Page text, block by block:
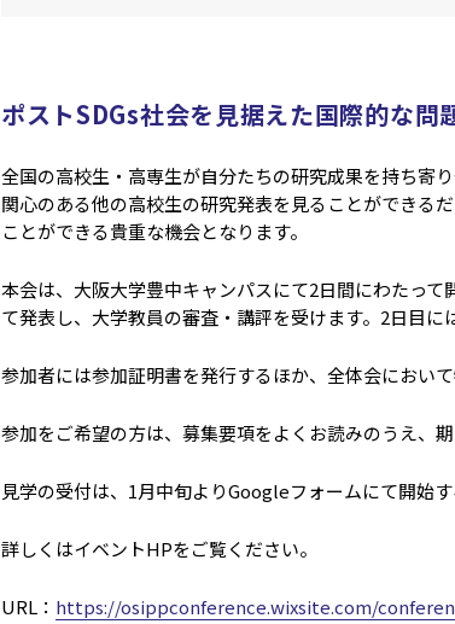
ポストSDGs社会を見据えた国際的な問
全国の高校生・高専生が自分たちの研究成果を持ち寄
関心のある他の高校生の研究発表を見ることができる
ことができる貴重な機会となります。
本会は、大阪大学豊中キャンパスにて2日間にわたっ
て発表し、大学教員の審査・講評を受けます。2日目
参加者には参加証明書を発行するほか、全体会におい
参加をご希望の方は、募集要項をよくお読みのうえ、
見学の受付は、1月中旬よりGoogleフォームにて開始
詳しくはイベントHPをご覧ください。
URL： https://osippconference.wixsite.com/